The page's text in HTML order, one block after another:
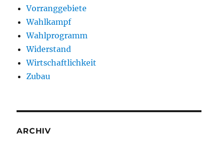
Vorranggebiete
Wahlkampf
Wahlprogramm
Widerstand
Wirtschaftlichkeit
Zubau
ARCHIV